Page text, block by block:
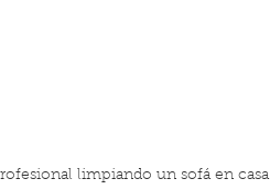
limpiando un sofá en casa